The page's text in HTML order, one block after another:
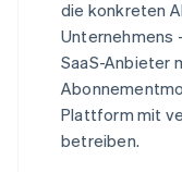
die konkreten
Unternehmens
SaaS-Anbieter
Plattform mit
betreiben.